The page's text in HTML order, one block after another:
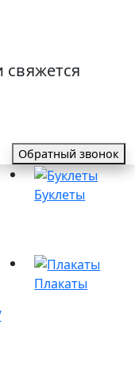
Обратный звонок
Буклеты
Плакаты